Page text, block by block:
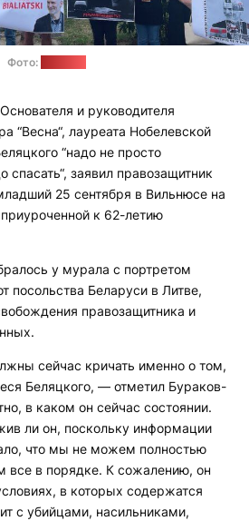
Фото:
Основателя и руководителя
“Весна“, лауреата Нобелевской
“надо не просто
спасать“, заявил правозащитник
25 сентября в Вильнюсе на
к 62-летию
у мурала с портретом
посольства Беларуси в Литве,
правозащитника и
сейчас кричать именно о том,
Беляцкого, — отметил Бураков-
в каком он сейчас состоянии.
ли он, поскольку информации
что мы не можем полностью
все в порядке. К сожалению, он
в которых содержатся
с убийцами, насильниками,